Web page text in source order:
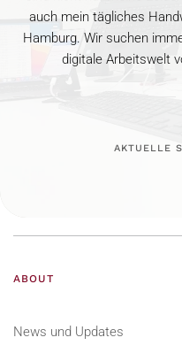
auch mein tägliches
Hamburg. Wir suchen
digitale Arbeitswelt
AKTUELLE
ABOUT
News und Updates